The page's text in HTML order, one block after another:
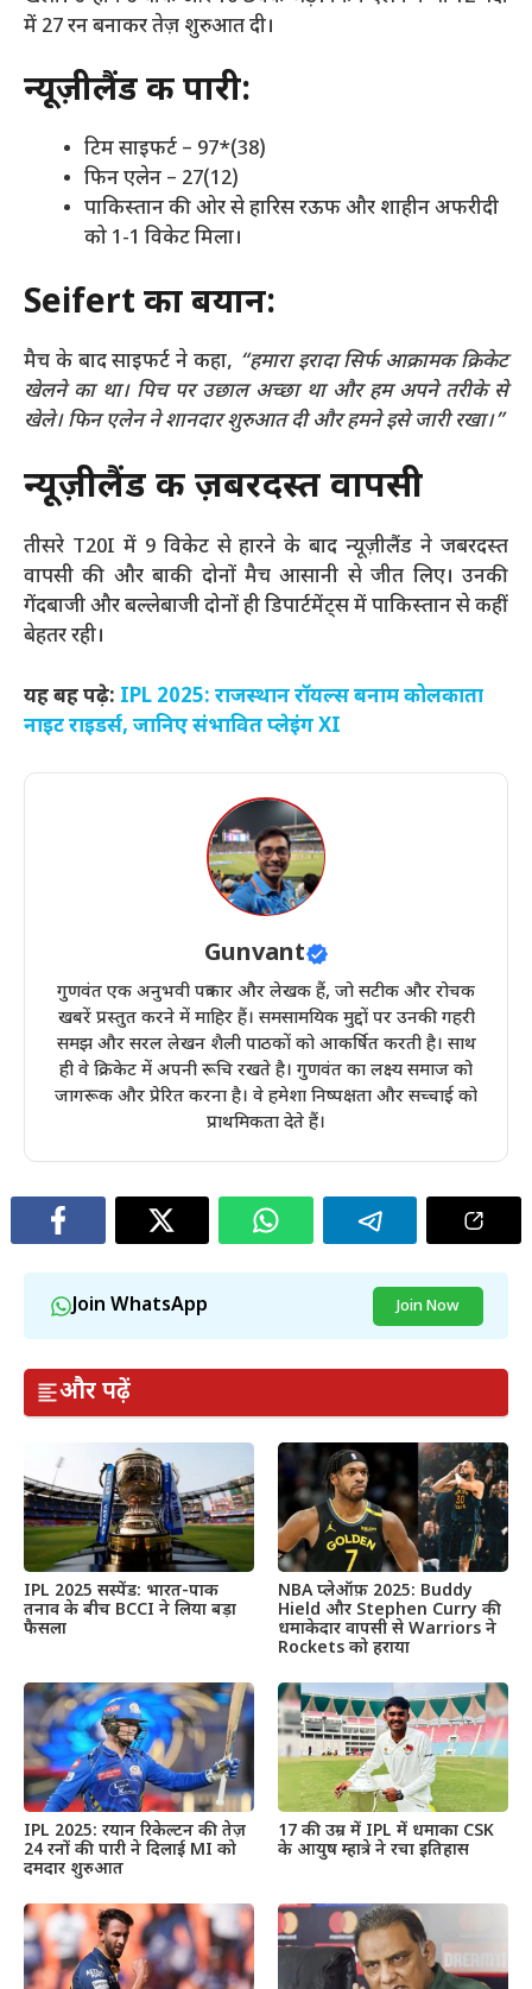
में 27 रन बनाकर तेज़ शुरुआत दी।
न्यूज़ीलैंड की पारी:
टिम साइफर्ट – 97*(38)
फिन एलेन – 27(12)
पाकिस्तान की ओर से हारिस रऊफ और शाहीन अफरीदी
को 1-1 विकेट मिला।
Seifert का बयान:
मैच के बाद साइफर्ट ने कहा, “हमारा इरादा सिर्फ आक्रामक क्रिकेट
खेलने का था। पिच पर उछाल अच्छा था और हम अपने तरीके से
खेले। फिन एलेन ने शानदार शुरुआत दी और हमने इसे जारी रखा।”
न्यूज़ीलैंड की ज़बरदस्त वापसी
तीसरे T20I में 9 विकेट से हारने के बाद न्यूज़ीलैंड ने जबरदस्त
वापसी की और बाकी दोनों मैच आसानी से जीत लिए। उनकी
गेंदबाजी और बल्लेबाजी दोनों ही डिपार्टमेंट्स में पाकिस्तान से कहीं
बेहतर रही।
यह बह पढ़े: IPL 2025: राजस्थान रॉयल्स बनाम कोलकाता
नाइट राइडर्स, जानिए संभावित प्लेइंग XI
Gunvant
गुणवंत एक अनुभवी पत्रकार और लेखक हैं, जो सटीक और रोचक
खबरें प्रस्तुत करने में माहिर हैं। समसामयिक मुद्दों पर उनकी गहरी
समझ और सरल लेखन शैली पाठकों को आकर्षित करती है। साथ
ही वे क्रिकेट में अपनी रूचि रखते है। गुणवंत का लक्ष्य समाज को
जागरूक और प्रेरित करना है। वे हमेशा निष्पक्षता और सच्चाई को
प्राथमिकता देते हैं।
Join WhatsApp Join Now
और पढ़ें
IPL 2025 सस्पेंड: भारत-पाक
तनाव के बीच BCCI ने लिया बड़ा
फैसला
NBA प्लेऑफ़ 2025: Buddy
Hield और Stephen Curry की
धमाकेदार वापसी से Warriors ने
Rockets को हराया
IPL 2025: रयान रिकेल्टन की तेज़
24 रनों की पारी ने दिलाई MI को
दमदार शुरुआत
17 की उम्र में IPL में धमाका CSK
के आयुष म्हात्रे ने रचा इतिहास